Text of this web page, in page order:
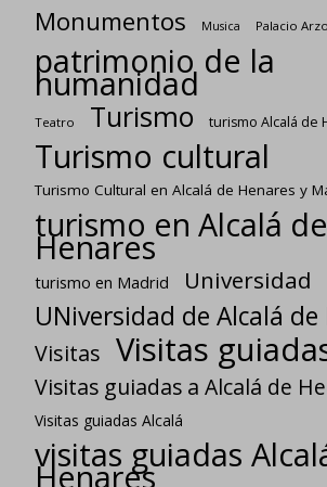
Monumentos Musica Palacio
patrimonio de la
humanidad
Teatro Turismo turismo Alcalá de
Turismo cultural
Turismo Cultural en Alcalá de Henares y
turismo en Alcalá de
Henares
turismo en Madrid Universidad
UNiversidad de Alcalá de
Visitas Visitas
Visitas guiadas a Alcalá de
Visitas guiadas Alcalá
visitas guiadas
Henares